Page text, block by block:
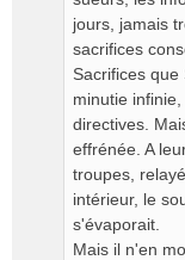
jours, jamais
sacrifices
Sacrifices
minutie
directives.
effrénée. A
troupes,
intérieur, le
s'évaporait.
Mais il n'en